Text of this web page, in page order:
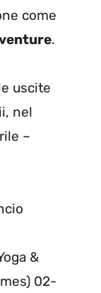
come
.
uscite
nel
–
&
02-